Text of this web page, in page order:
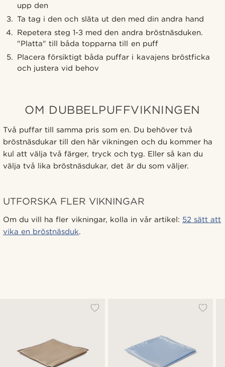
upp den
Ta tag i den och släta ut den med din andra hand
Repetera steg 1-3 med den andra bröstnäsduken.
"Platta" till båda topparna till en puff
Placera försiktigt båda puffar i kavajens bröstficka
och justera vid behov
OM DUBBELPUFFVIKNINGEN
Två puffar till samma pris som en. Du behöver två
bröstnäsdukar till den här vikningen och du kommer ha
kul att välja två färger, tryck och tyg. Eller så kan du
välja två lika bröstnäsdukar, det är du som väljer.
UTFORSKA FLER VIKNINGAR
Om du vill ha fler vikningar, kolla in vår artikel: 52 sätt att
vika en bröstnäsduk.